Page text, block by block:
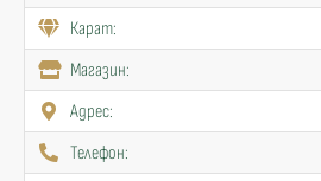
Карат:
Mагазин:
Адрес:
Телефон: